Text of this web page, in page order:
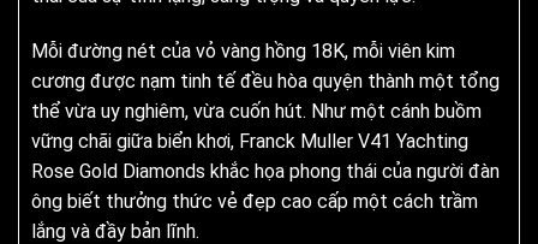
Mỗi đường nét của vỏ vàng hồng 18K, mỗi viên kim
cương được nạm tinh tế đều hòa quyện thành một tổng
thể vừa uy nghiêm, vừa cuốn hút. Như một cánh buồm
vững chãi giữa biển khơi, Franck Muller V41 Yachting
Rose Gold Diamonds khắc họa phong thái của người đàn
ông biết thưởng thức vẻ đẹp cao cấp một cách trầm
lắng và đầy bản lĩnh.